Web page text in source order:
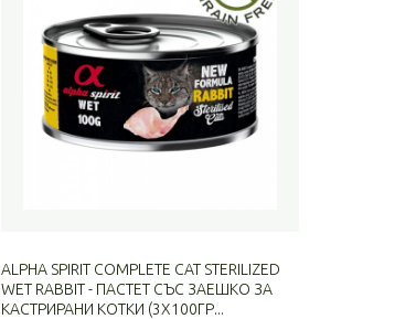
ALPHA SPIRIT COMPLETE CAT STERILIZED
WET RABBIT - ПАСТЕТ СЪС ЗАЕШКО ЗА
КАСТРИРАНИ КОТКИ (3Х100ГР...